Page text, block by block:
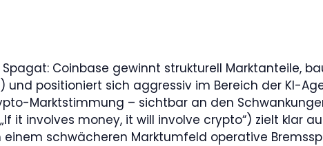
Coinbase gewinnt strukturell Marktanteile,
und positioniert sich aggressiv im Bereich der KI-
Marktstimmung – sichtbar an den
it involves money, it will involve crypto“) zielt klar
einem schwächeren Marktumfeld operative